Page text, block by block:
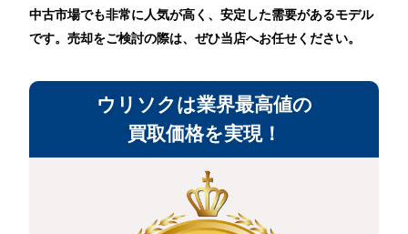
中古市場でも非常に人気が高く、安定した需要があるモデル
です。売却をご検討の際は、ぜひ当店へお任せください。
ウリソクは業界最高値の
買取価格を実現！